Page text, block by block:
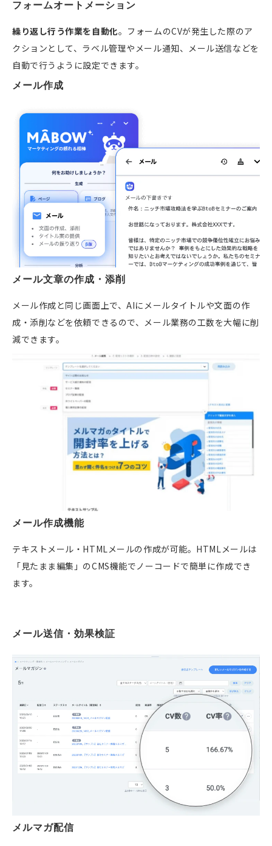
フォームオートメーション
繰り返し行う作業を自動化。フォームのCVが発生した際のア
クションとして、ラベル管理やメール通知、メール送信などを
自動で行うように設定できます。
メール作成
メール文章の作成・添削
メール作成と同じ画面上で、AIにメールタイトルや文面の作
成・添削などを依頼できるので、メール業務の工数を大幅に削
減できます。
メール作成機能
テキストメール・HTMLメールの作成が可能。HTMLメールは
「見たまま編集」のCMS機能でノーコードで簡単に作成でき
ます。
メール送信・効果検証
メルマガ配信